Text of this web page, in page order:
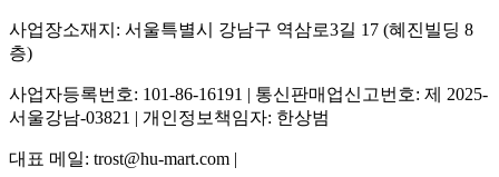
사업장소재지: 서울특별시 강남구 역삼로3길 17 (혜진빌딩 8
층)
사업자등록번호: 101-86-16191 | 통신판매업신고번호: 제 2025-
서울강남-03821 | 개인정보책임자: 한상범
대표 메일: trost@hu-mart.com |